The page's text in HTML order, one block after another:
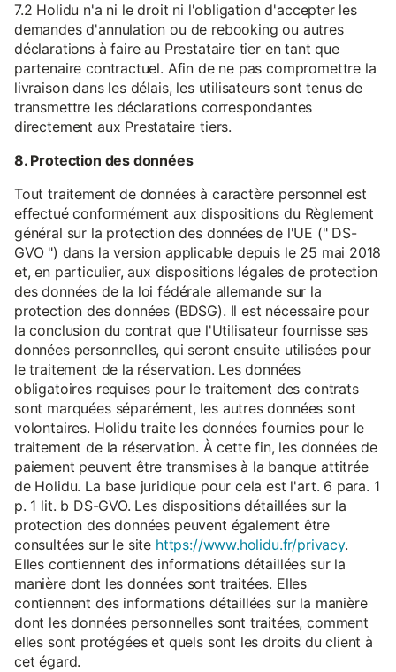
7.2 Holidu n'a ni le droit ni l'obligation d'accepter les
demandes d'annulation ou de rebooking ou autres
déclarations à faire au Prestataire tier en tant que
partenaire contractuel. Afin de ne pas compromettre la
livraison dans les délais, les utilisateurs sont tenus de
transmettre les déclarations correspondantes
directement aux Prestataire tiers.
8. Protection des données
Tout traitement de données à caractère personnel est
effectué conformément aux dispositions du Règlement
général sur la protection des données de l'UE (" DS-
GVO ") dans la version applicable depuis le 25 mai 2018
et, en particulier, aux dispositions légales de protection
des données de la loi fédérale allemande sur la
protection des données (BDSG). Il est nécessaire pour
la conclusion du contrat que l'Utilisateur fournisse ses
données personnelles, qui seront ensuite utilisées pour
le traitement de la réservation. Les données
obligatoires requises pour le traitement des contrats
sont marquées séparément, les autres données sont
volontaires. Holidu traite les données fournies pour le
traitement de la réservation. À cette fin, les données de
paiement peuvent être transmises à la banque attitrée
de Holidu. La base juridique pour cela est l'art. 6 para. 1
p. 1 lit. b DS-GVO. Les dispositions détaillées sur la
protection des données peuvent également être
consultées sur le site https://www.holidu.fr/privacy.
Elles contiennent des informations détaillées sur la
manière dont les données sont traitées. Elles
contiennent des informations détaillées sur la manière
dont les données personnelles sont traitées, comment
elles sont protégées et quels sont les droits du client à
cet égard.